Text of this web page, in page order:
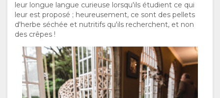
DE
NOUS
POURQUOI
RESERVER
SÉJOUR
TYPE DE
GALLERIE
leur longue langue curieuse lorsqu'ils étudient ce qui
leur est proposé ; heureusement, ce sont des pellets
d'herbe séchée et nutritifs qu'ils recherchent, et non
des crêpes !
The Safari Collection
Brian Siambi